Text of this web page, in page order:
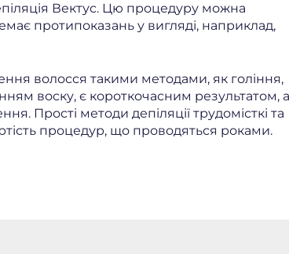
Вектус. Цю процедуру можна
протипоказань у вигляді, наприклад,
волосся такими методами, як гоління,
воску, є короткочасним результатом,
Прості методи депіляції трудомісткі та
процедур, що проводяться роками.